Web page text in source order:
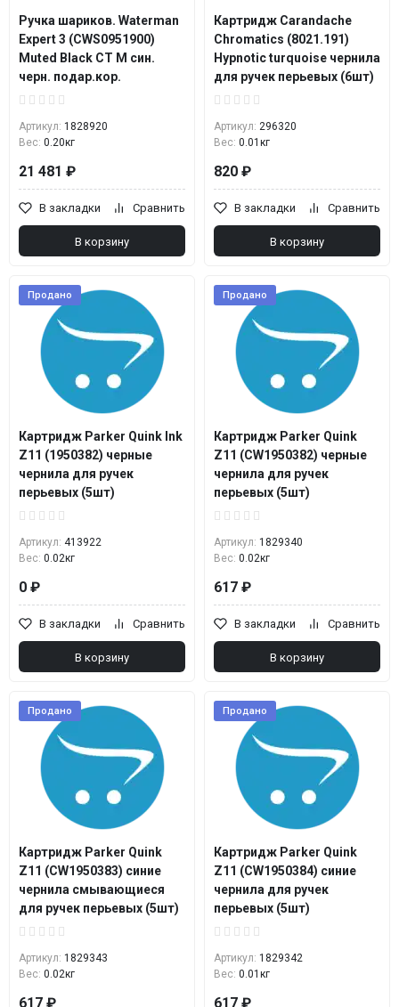
Ручка шариков. Waterman
Expert 3 (CWS0951900)
Muted Black CT M син.
черн. подар.кор.
Артикул: 1828920
Вес: 0.20кг
21 481 ₽
В закладки Сравнить
В корзину
Картридж Carandache
Chromatics (8021.191)
Hypnotic turquoise чернила
для ручек перьевых (6шт)
Артикул: 296320
Вес: 0.01кг
820 ₽
В закладки Сравнить
В корзину
Продано
Картридж Parker Quink Ink
Z11 (1950382) черные
чернила для ручек
перьевых (5шт)
Артикул: 413922
Вес: 0.02кг
0 ₽
В закладки Сравнить
В корзину
Продано
Картридж Parker Quink
Z11 (CW1950382) черные
чернила для ручек
перьевых (5шт)
Артикул: 1829340
Вес: 0.02кг
617 ₽
В закладки Сравнить
В корзину
Продано
Картридж Parker Quink
Z11 (CW1950383) синие
чернила смывающиеся
для ручек перьевых (5шт)
Артикул: 1829343
Вес: 0.02кг
617 ₽
Продано
Картридж Parker Quink
Z11 (CW1950384) синие
чернила для ручек
перьевых (5шт)
Артикул: 1829342
Вес: 0.01кг
617 ₽